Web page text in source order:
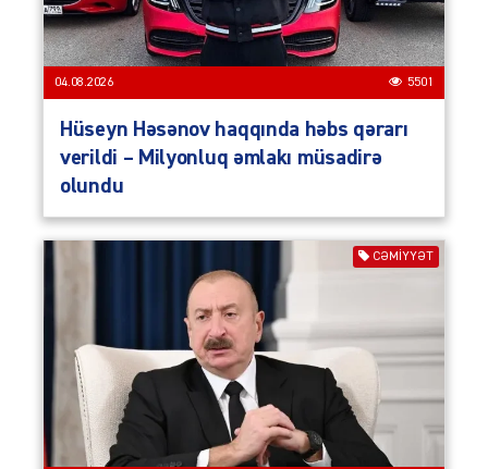
04.08.2026 5501
Hüseyn Həsənov haqqında həbs qərarı
verildi – Milyonluq əmlakı müsadirə
olundu
CƏMIYYƏT